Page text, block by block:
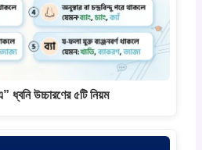
ধ্বনি উচ্চারণের ৫টি নিয়ম